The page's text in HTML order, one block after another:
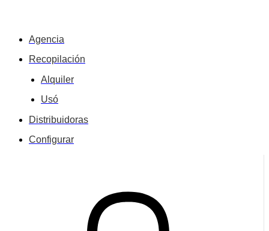
Agencia
Recopilación
Alquiler
Usó
Distribuidoras
Configurar